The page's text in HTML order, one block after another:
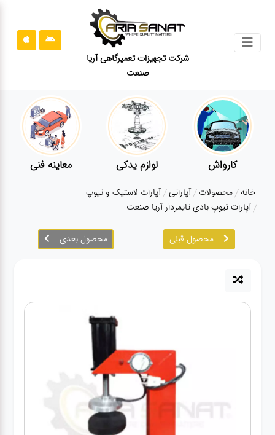
شرکت تجهیزات تعمیرگاهی آریا
صنعت
قوانین
سایت
ارتباط
درباره
ما
آپاراتی
کارواش لوازم یدکی معاینه فنی
خانه محصولات آپاراتی آپارات لاستیک و تیوپ
آپارات تیوپ بادی تایمردار آریا صنعت
محصول قبلی محصول بعدی